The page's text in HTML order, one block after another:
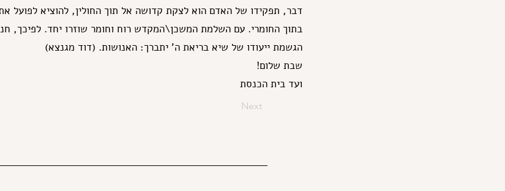
דבר, תפקידו של האדם הוא לצקת קדושה אל תוך החולין, להוציא לפועל
בתוך החומרי. עם השלמת המשכן\המקדש רוח וחומר שוזרו יחד. לפיכך,
הגשמת ייעודו של שיא בריאת ה' יתברך: האנושות. (דוד מגנצא)
שבת שלום!
ועד בית הכנסת
Next